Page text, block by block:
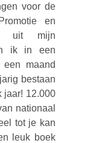
voor de
en
uit mijn
ik in een
maand
bestaan
jaar! 12.000
nationaal
tot je kan
leuk boek